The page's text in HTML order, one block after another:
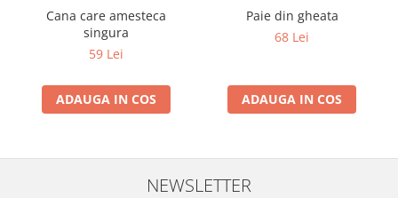
Cana care amesteca
singura
59 Lei
ADAUGA IN COS
Paie din gheata
68 Lei
ADAUGA IN COS
NEWSLETTER